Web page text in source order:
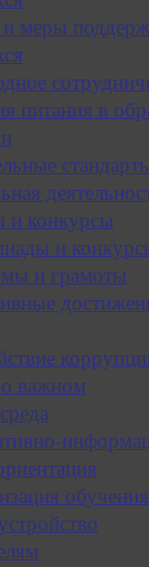
меры
питания в
конкурсы
и
и грамоты
важном
обучения